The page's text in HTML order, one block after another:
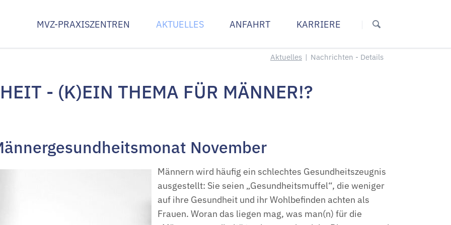
überspringen
MVZ-PRAXISZENTREN
Limburg
Praxis Neurologie
Praxis Urologie Limburg
Praxis Chirurgie Diez
Praxis Innere Medizin Diez
In Wallmerod
AKTUELLES ANFAHRT KARRIERE
Aktuelles Nachrichten - Details
- (K)EIN THEMA FÜR MÄNNER!?
November
Männern wird häufig ein schlechtes Gesundheitszeugnis
ausgestellt: Sie seien „Gesundheitsmuffel“, die weniger
auf ihre Gesundheit und ihr Wohlbefinden achten als
Frauen. Woran das liegen mag, was man(n) für die